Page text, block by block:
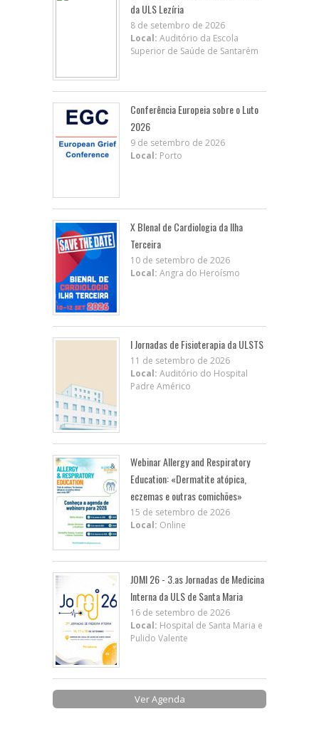
da ULS Lezíria
8 de setembro de 2026
Local: Auditório da Escola
Superior de Saúde de Santarém
Conferência Europeia sobre o Luto
2026
9 de setembro de 2026
Local: Porto
X BIenal de Cardiologia da Ilha
Terceira
10 de setembro de 2026
Local: Angra do Heroísmo
I Jornadas de Fisioterapia da ULSTS
11 de setembro de 2026
Local: Auditório do Hospital
Padre Américo
Webinar Allergy and Respiratory
Education: «Dermatite atópica,
eczemas e outras comichões»
15 de setembro de 2026
Local: Online
JOMI 26 - 3.as Jornadas de Medicina
Interna da ULS de Santa Maria
16 de setembro de 2026
Local: Hospital de Santa Maria e
Pulido Valente
Ver Agenda